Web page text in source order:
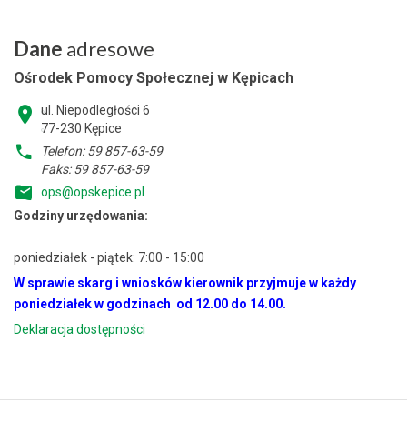
Dane adresowe
Ośrodek Pomocy Społecznej w Kępicach
ul. Niepodległości 6
77-230 Kępice
Telefon: 59 857-63-59
Faks: 59 857-63-59
ops@opskepice.pl
Godziny urzędowania:
poniedziałek - piątek: 7:00 - 15:00
W sprawie skarg i wniosków kierownik przyjmuje w każdy
poniedziałek w godzinach od 12.00 do 14.00.
Deklaracja dostępności